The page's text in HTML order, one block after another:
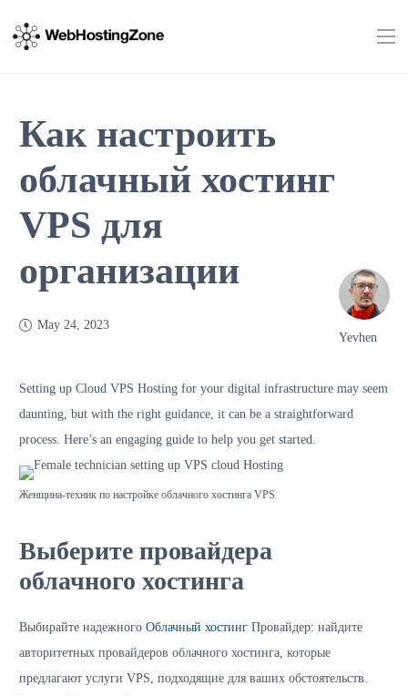
Как настроить
облачный хостинг
VPS для
организации
May 24, 2023
Yevhen
Setting up Cloud VPS Hosting for your digital infrastructure may seem
daunting, but with the right guidance, it can be a straightforward
process. Here’s an engaging guide to help you get started.
Женщина-техник по настройке облачного хостинга VPS
Выберите провайдера
облачного хостинга
Выбирайте надежного Облачный хостинг Провайдер: найдите
авторитетных провайдеров облачного хостинга, которые
предлагают услуги VPS, подходящие для ваших обстоятельств.